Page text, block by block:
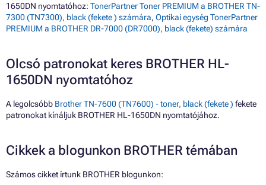
1650DN nyomtatóhoz: TonerPartner Toner PREMIUM a BROTHER TN-
7300 (TN7300), black (fekete ) számára, Optikai egység TonerPartner
PREMIUM a BROTHER DR-7000 (DR7000), black (fekete) számára
Olcsó patronokat keres BROTHER HL-
1650DN nyomtatóhoz
A legolcsóbb Brother TN-7600 (TN7600) - toner, black (fekete ) fekete
patronokat kínáljuk BROTHER HL-1650DN nyomtatójához.
Cikkek a blogunkon BROTHER témában
Számos cikket írtunk BROTHER blogunkon: